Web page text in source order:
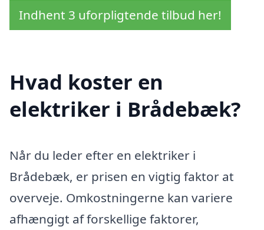
Indhent 3 uforpligtende tilbud her!
Hvad koster en
elektriker i Brådebæk?
Når du leder efter en elektriker i
Brådebæk, er prisen en vigtig faktor at
overveje. Omkostningerne kan variere
afhængigt af forskellige faktorer,